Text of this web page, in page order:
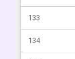
133
134